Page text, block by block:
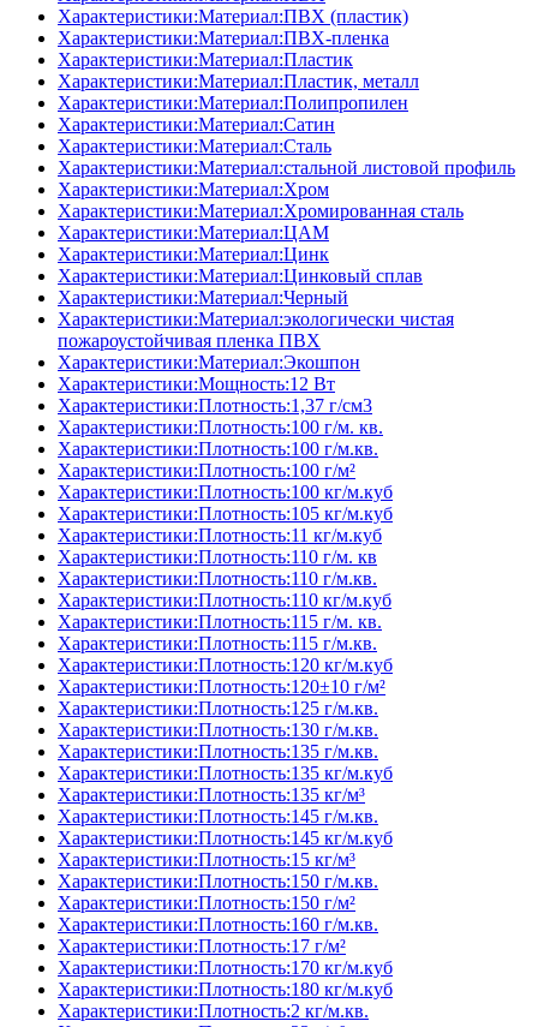
Характеристики:Материал:ПВХ (пластик)
Характеристики:Материал:ПВХ-пленка
Характеристики:Материал:Пластик
Характеристики:Материал:Пластик, металл
Характеристики:Материал:Полипропилен
Характеристики:Материал:Сатин
Характеристики:Материал:Сталь
Характеристики:Материал:стальной листовой профиль
Характеристики:Материал:Хром
Характеристики:Материал:Хромированная сталь
Характеристики:Материал:ЦАМ
Характеристики:Материал:Цинк
Характеристики:Материал:Цинковый сплав
Характеристики:Материал:Черный
Характеристики:Материал:экологически чистая
пожароустойчивая пленка ПВХ
Характеристики:Материал:Экошпон
Характеристики:Мощность:12 Вт
Характеристики:Плотность:1,37 г/см3
Характеристики:Плотность:100 г/м. кв.
Характеристики:Плотность:100 г/м.кв.
Характеристики:Плотность:100 г/м²
Характеристики:Плотность:100 кг/м.куб
Характеристики:Плотность:105 кг/м.куб
Характеристики:Плотность:11 кг/м.куб
Характеристики:Плотность:110 г/м. кв
Характеристики:Плотность:110 г/м.кв.
Характеристики:Плотность:110 кг/м.куб
Характеристики:Плотность:115 г/м. кв.
Характеристики:Плотность:115 г/м.кв.
Характеристики:Плотность:120 кг/м.куб
Характеристики:Плотность:120±10 г/м²
Характеристики:Плотность:125 г/м.кв.
Характеристики:Плотность:130 г/м.кв.
Характеристики:Плотность:135 г/м.кв.
Характеристики:Плотность:135 кг/м.куб
Характеристики:Плотность:135 кг/м³
Характеристики:Плотность:145 г/м.кв.
Характеристики:Плотность:145 кг/м.куб
Характеристики:Плотность:15 кг/м³
Характеристики:Плотность:150 г/м.кв.
Характеристики:Плотность:150 г/м²
Характеристики:Плотность:160 г/м.кв.
Характеристики:Плотность:17 г/м²
Характеристики:Плотность:170 кг/м.куб
Характеристики:Плотность:180 кг/м.куб
Характеристики:Плотность:2 кг/м.кв.